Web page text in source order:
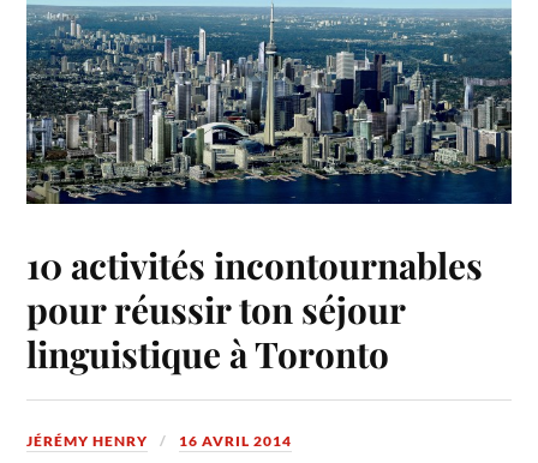
10 activités incontournables
pour réussir ton séjour
linguistique à Toronto
JÉRÉMY HENRY 16 AVRIL 2014